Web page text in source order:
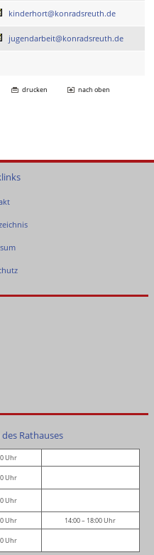
kinderhort@konradsreuth.de
jugendarbeit@konradsreuth.de
drucken nach oben
Rathauses
Uhr
Uhr
Uhr
Uhr 14:00 – 18:00 Uhr
Uhr